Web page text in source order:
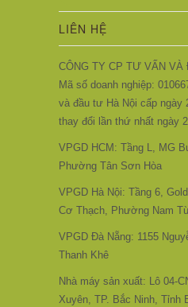
LIÊN HỆ
CÔNG TY CP TƯ VẤN
Mã số doanh nghiệp:
và đầu tư Hà Nội cấp ngày
thay đổi lần thứ nhất ngày
VPGD HCM: Tầng L, MG
Phường Tân Sơn Hòa
VPGD Hà Nội: Tầng 6,
Cơ Thạch, Phường Nam
VPGD Đà Nẵng: 1155
Thanh Khê
Nhà máy sản xuất: Lô 04-
Xuyên, TP. Bắc Ninh, Tỉnh